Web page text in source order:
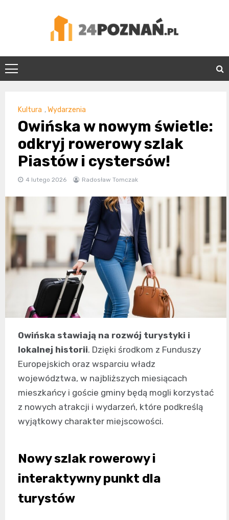
24Poznań.pl
Kultura ,Wydarzenia
Owińska w nowym świetle:
odkryj rowerowy szlak
Piastów i cystersów!
4 lutego 2026 Radosław Tomczak
Owińska stawiają na rozwój turystyki i
lokalnej historii. Dzięki środkom z Funduszy
Europejskich oraz wsparciu władz
województwa, w najbliższych miesiącach
mieszkańcy i goście gminy będą mogli korzystać
z nowych atrakcji i wydarzeń, które podkreślą
wyjątkowy charakter miejscowości.
Nowy szlak rowerowy i
interaktywny punkt dla
turystów